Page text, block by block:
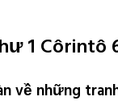
1 Côrintô
về những